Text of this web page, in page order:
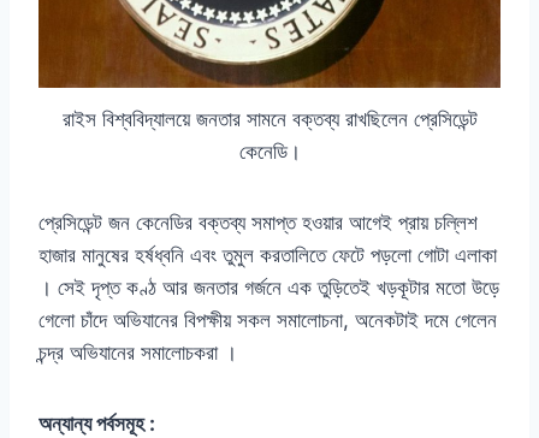
রাইস বিশ্ববিদ্যালয়ে জনতার সামনে বক্তব্য রাখছিলেন প্রেসিডেন্ট
কেনেডি।
প্রেসিডেন্ট জন কেনেডির বক্তব্য সমাপ্ত হওয়ার আগেই প্রায় চল্লিশ
হাজার মানুষের হর্ষধ্বনি এবং তুমুল করতালিতে ফেটে পড়লো গোটা এলাকা
। সেই দৃপ্ত কণ্ঠ আর জনতার গর্জনে এক তুড়িতেই খড়কূটার মতো উড়ে
গেলো চাঁদে অভিযানের বিপক্ষীয় সকল সমালোচনা, অনেকটাই দমে গেলেন
চন্দ্র অভিযানের সমালোচকরা ।
অন্যান্য পর্বসমূহ :